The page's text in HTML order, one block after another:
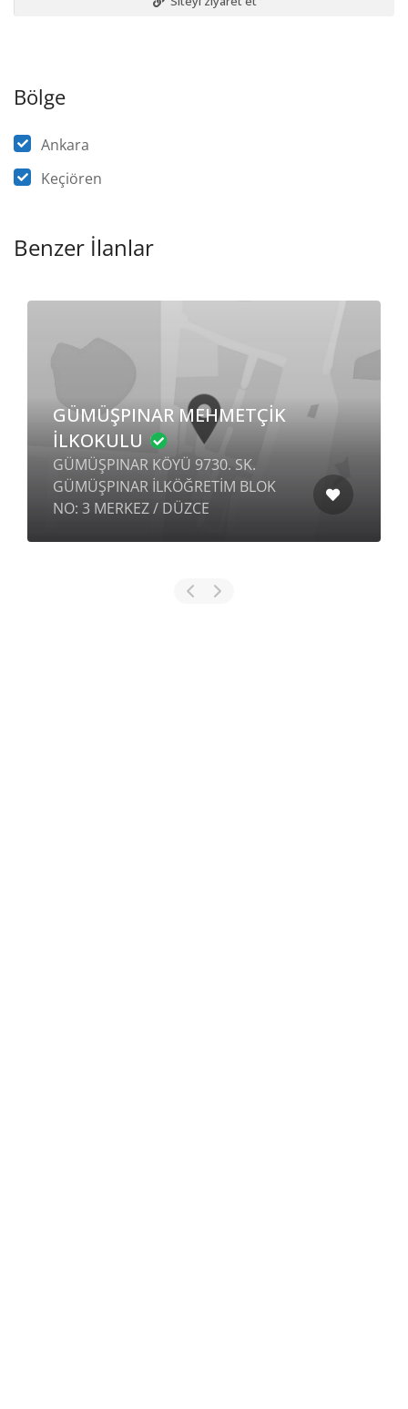
Bölge
Ankara
Keçiören
Benzer İlanlar
GÜMÜŞPINAR MEHMETÇİK
İLKOKULU
GÜMÜŞPINAR KÖYÜ 9730. SK.
GÜMÜŞPINAR İLKÖĞRETİM BLOK
NO: 3 MERKEZ / DÜZCE